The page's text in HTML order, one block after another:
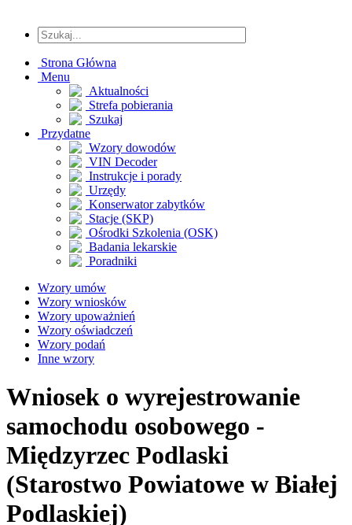
Strona Główna
Menu
Aktualności
Strefa pobierania
Szukaj
Przydatne
Wzory dowodów
VIN Decoder
Instrukcje i porady
Urzędy
Konserwator zabytków
Stacje (SKP)
Ośrodki Szkolenia (OSK)
Badania lekarskie
Poradniki
Wzory umów
Wzory wniosków
Wzory upoważnień
Wzory oświadczeń
Wzory podań
Inne wzory
Wniosek o wyrejestrowanie
samochodu osobowego -
Międzyrzec Podlaski
(Starostwo Powiatowe w Białej
Podlaskiej)